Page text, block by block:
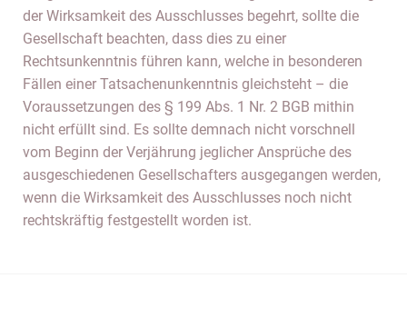
der Wirksamkeit des Ausschlusses begehrt, sollte die
Gesellschaft beachten, dass dies zu einer
Rechtsunkenntnis führen kann, welche in besonderen
Fällen einer Tatsachenunkenntnis gleichsteht – die
Voraussetzungen des § 199 Abs. 1 Nr. 2 BGB mithin
nicht erfüllt sind. Es sollte demnach nicht vorschnell
vom Beginn der Verjährung jeglicher Ansprüche des
ausgeschiedenen Gesellschafters ausgegangen werden,
wenn die Wirksamkeit des Ausschlusses noch nicht
rechtskräftig festgestellt worden ist.